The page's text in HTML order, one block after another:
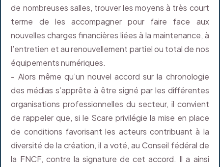
de nombreuses salles, trouver les moyens à très court
terme de les accompagner pour faire face aux
nouvelles charges financières liées à la maintenance, à
l’entretien et au renouvellement partiel ou total de nos
équipements numériques.
- Alors même qu’un nouvel accord sur la chronologie
des médias s’apprête à être signé par les différentes
organisations professionnelles du secteur, il convient
de rappeler que, si le Scare privilégie la mise en place
de conditions favorisant les acteurs contribuant à la
diversité de la création, il a voté, au Conseil fédéral de
la FNCF, contre la signature de cet accord. Il a ainsi